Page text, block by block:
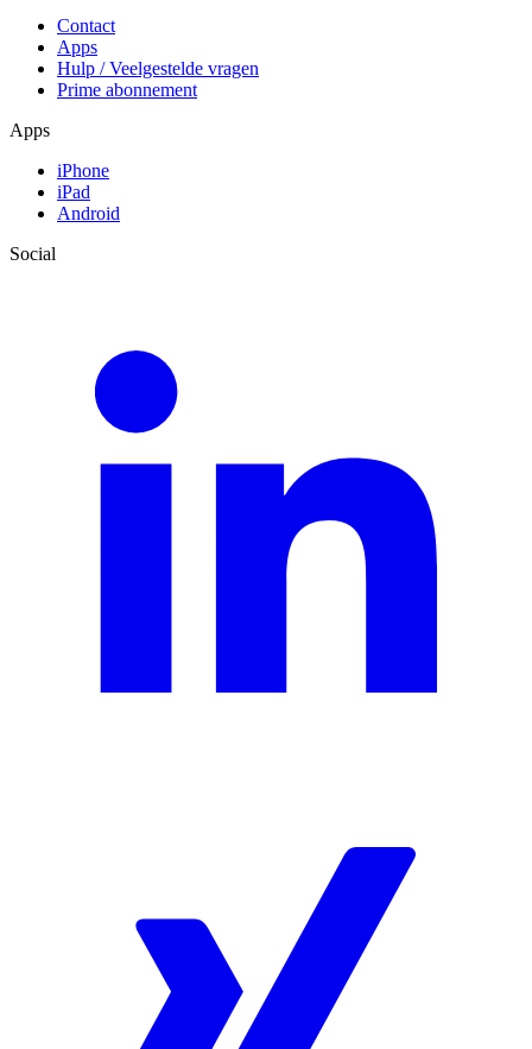
Contact
Apps
Hulp / Veelgestelde vragen
Prime abonnement
Apps
iPhone
iPad
Android
Social